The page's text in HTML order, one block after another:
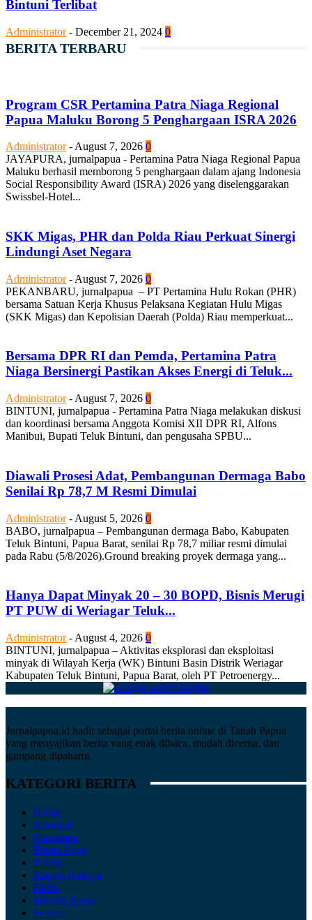
Bintuni Terlibat
Administrator - December 21, 2024 0
BERITA TERBARU
Program CSR Pertamina Patra Niaga Regional
Papua Maluku Borong 5 Penghargaan ISRA 2026
Administrator - August 7, 2026 0
JAYAPURA, jurnalpapua - Pertamina Patra Niaga Regional Papua
Maluku berhasil memborong 5 penghargaan dalam ajang Indonesia
Social Responsibility Award (ISRA) 2026 yang diselenggarakan
Swissbel-Hotel...
SKK Migas, PHR dan Polda Riau Perkuat Sinergi
Lindungi Aset Negara
Administrator - August 7, 2026 0
PEKANBARU, jurnalpapua – PT Pertamina Hulu Rokan (PHR)
bersama Satuan Kerja Khusus Pelaksana Kegiatan Hulu Migas
(SKK Migas) dan Kepolisian Daerah (Polda) Riau memperkuat...
Bersama DPR RI dan Pemda, Pertamina Patra
Niaga Bersinergi Pastikan Akses Energi di Teluk...
Administrator - August 7, 2026 0
BINTUNI, jurnalpapua - Pertamina Patra Niaga melakukan diskusi
dan koordinasi bersama Anggota Komisi XII DPR RI, Alfons
Manibui, Bupati Teluk Bintuni, dan pengusaha SPBU...
Diawali Prosesi Adat, Pembangunan Dermaga Babo
Senilai Rp 78,7 M Resmi Dimulai
Administrator - August 5, 2026 0
BABO, jurnalpapua – Pembangunan dermaga Babo, Kabupaten
Teluk Bintuni, Papua Barat, senilai Rp 78,7 miliar resmi dimulai
pada Rabu (5/8/2026).Ground breaking proyek dermaga yang...
Hanya Dapat Minyak 20 – 30 BOPD, Bisnis Merugi
PT PUW di Weriagar Teluk...
Administrator - August 4, 2026 0
BINTUNI, jurnalpapua – Aktivitas eksplorasi dan eksploitasi
minyak di Wilayah Kerja (WK) Bintuni Basin Distrik Weriagar
Kabupaten Teluk Bintuni, Papua Barat, oleh PT Petroenergy...
Jurnalpapua.id hadir sebagai portal berita online di Tanah Papua
yang menyajikan berita yang enak dibaca, mudah dicerna, dan
gampang dipahami.
KATEGORI BERITA
Home
Nasional
Nusantara
Papua Raya
Politik
Ragam Budaya
Ekbis
Indepth News
Feature